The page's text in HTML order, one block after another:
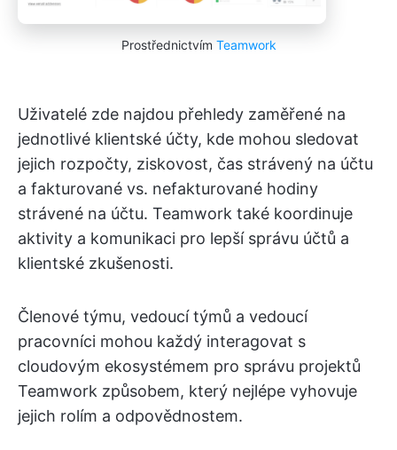
Prostřednictvím Teamwork
Uživatelé zde najdou přehledy zaměřené na
jednotlivé klientské účty, kde mohou sledovat
jejich rozpočty, ziskovost, čas strávený na účtu
a fakturované vs. nefakturované hodiny
strávené na účtu. Teamwork také koordinuje
aktivity a komunikaci pro lepší správu účtů a
klientské zkušenosti.
Členové týmu, vedoucí týmů a vedoucí
pracovníci mohou každý interagovat s
cloudovým ekosystémem pro správu projektů
Teamwork způsobem, který nejlépe vyhovuje
jejich rolím a odpovědnostem.